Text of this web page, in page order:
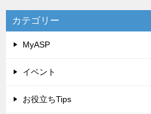
カテゴリー
MyASP
イベント
お役立ちTips